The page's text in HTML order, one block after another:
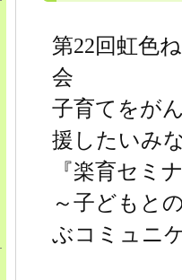
第22回虹色
会
子育てをが
援したいみ
『楽育セミ
～子どもと
ぶコミュニ